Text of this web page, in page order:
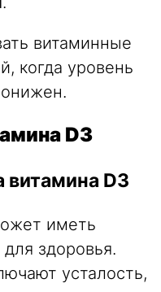
витаминные
когда уровень
D3
D3
иметь
здоровья.
усталость,